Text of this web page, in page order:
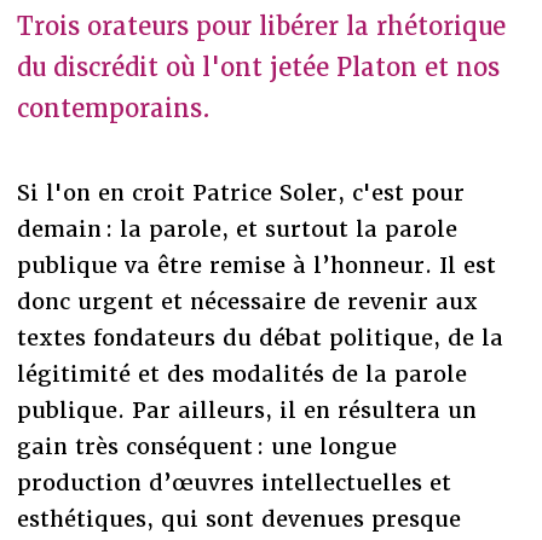
Trois orateurs pour libérer la rhétorique
du discrédit où l'ont jetée Platon et nos
contemporains.
Si l'on en croit Patrice Soler, c'est pour
demain : la parole, et surtout la parole
publique va être remise à l’honneur. Il est
donc urgent et nécessaire de revenir aux
textes fondateurs du débat politique, de la
légitimité et des modalités de la parole
publique. Par ailleurs, il en résultera un
gain très conséquent : une longue
production d’œuvres intellectuelles et
esthétiques, qui sont devenues presque